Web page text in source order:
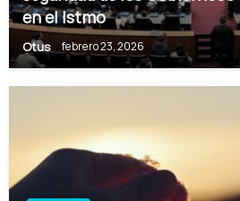
en el Istmo
Otus febrero 23, 2026